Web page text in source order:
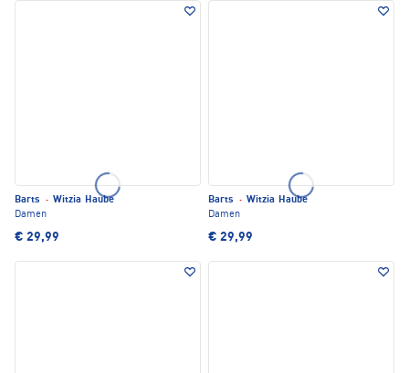
Barts · Witzia Haube
Damen
€ 29,99
Barts · Witzia Haube
Damen
€ 29,99